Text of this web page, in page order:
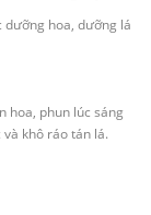
hoa, dưỡng lá
hoa, phun lúc sáng
khô ráo tán lá.